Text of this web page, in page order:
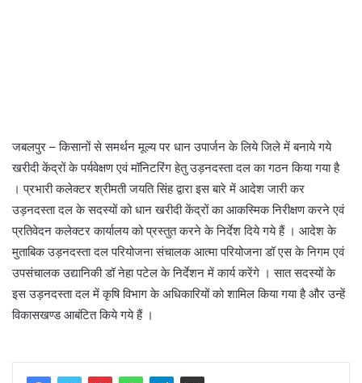
जबलपुर – किसानों से समर्थन मूल्य पर धान उपार्जन के लिये जिले में बनाये गये
खरीदी केंद्रों के पर्यवेक्षण एवं मॉनिटरिंग हेतु उड़नदस्ता दल का गठन किया गया है
। प्रभारी कलेक्टर श्रीमती जयति सिंह द्वारा इस बारे में आदेश जारी कर
उड़नदस्ता दल के सदस्यों को धान खरीदी केंद्रों का आकस्मिक निरीक्षण करने एवं
प्रतिवेदन कलेक्टर कार्यालय को प्रस्तुत करने के निर्देश दिये गये हैं । आदेश के
मुताबिक उड़नदस्ता दल परियोजना संचालक आत्मा परियोजना डॉ एस के निगम एवं
उपसंचालक उद्यानिकी डॉ नेहा पटेल के निर्देशन में कार्य करेंगे । सात सदस्यों के
इस उड़नदस्ता दल में कृषि विभाग के अधिकारियों को शामिल किया गया है और उन्हें
विकासखण्ड आबंटित किये गये हैं ।